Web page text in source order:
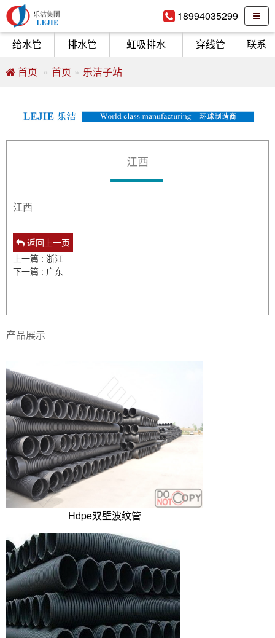
18994035299
给水管
排水管 虹吸排水 穿线管
联系
首页
首页 乐洁子站
江西
江西
返回上一页
上一篇 : 浙江
下一篇 : 广东
产品展示
Hdpe双壁波纹管